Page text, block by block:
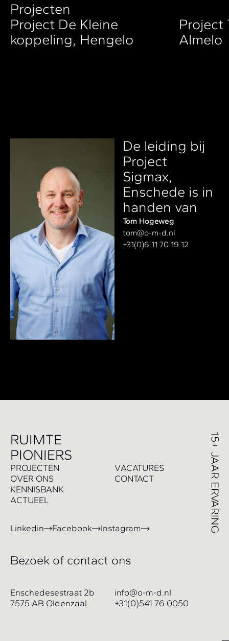
Projecten
Project De Kleine
koppeling, Hengelo
Project
Almelo
De leiding bij
Project
Sigmax,
Enschede is in
handen van
Tom Hogeweg
tom@o-m-d.nl
+31(0)6 11 70 19 12
RUIMTE
PIONIERS
PROJECTEN
OVER ONS
KENNISBANK
ACTUEEL
VACATURES
CONTACT
Bezoek of contact ons
Linkedin Facebook Instagram
Enschedesestraat 2b
7575 AB Oldenzaal
info@o-m-d.nl
+31(0)541 76 0050